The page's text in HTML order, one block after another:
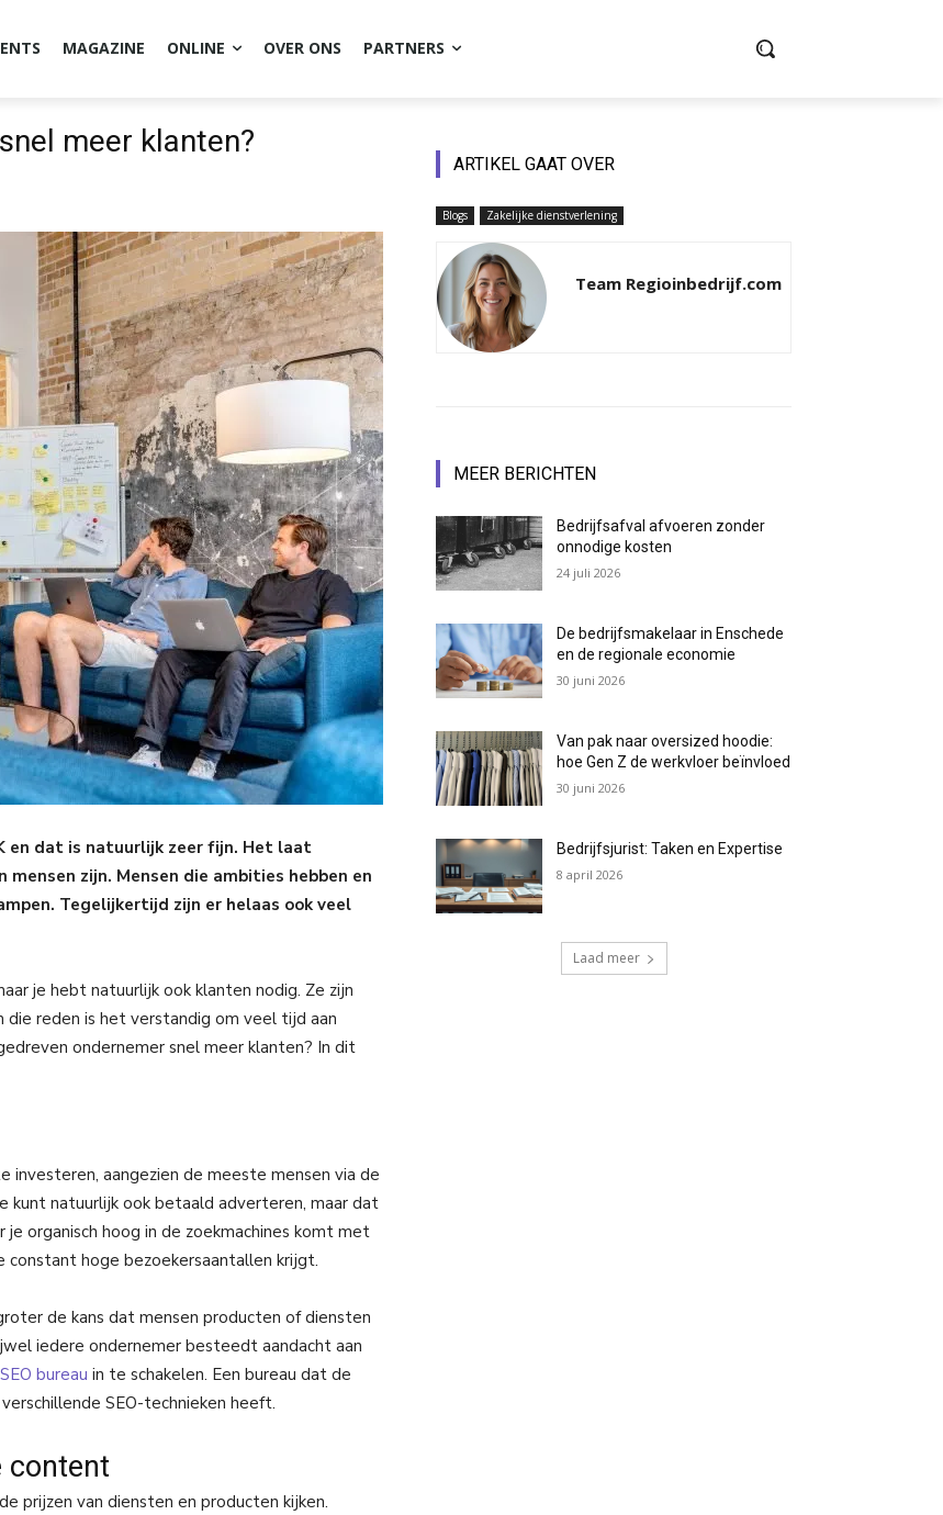
MAGAZINE ONLINE OVER ONS PARTNERS
meer klanten?
en dat is natuurlijk zeer fijn. Het laat
zijn. Mensen die ambities hebben en
Tegelijkertijd zijn er helaas ook veel
je hebt natuurlijk ook klanten nodig. Ze zijn
reden is het verstandig om veel tijd aan
ondernemer snel meer klanten? In dit
investeren, aangezien de meeste mensen via de
kunt natuurlijk ook betaald adverteren, maar dat
je organisch hoog in de zoekmachines komt met
constant hoge bezoekersaantallen krijgt.
de kans dat mensen producten of diensten
iedere ondernemer besteedt aandacht aan
SEO bureau in te schakelen. Een bureau dat de
SEO-technieken heeft.
content
prijzen van diensten en producten kijken.
ARTIKEL GAAT OVER
Blogs Zakelijke dienstverlening
Team Regioinbedrijf.com
MEER BERICHTEN
Bedrijfsafval afvoeren zonder
onnodige kosten
24 juli 2026
De bedrijfsmakelaar in Enschede
en de regionale economie
30 juni 2026
Van pak naar oversized hoodie:
hoe Gen Z de werkvloer beïnvloed
30 juni 2026
Bedrijfsjurist: Taken en Expertise
8 april 2026
Laad meer